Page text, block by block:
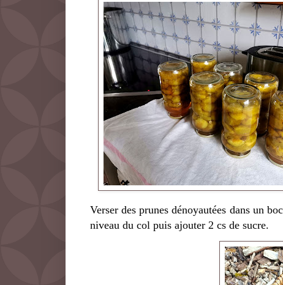
Verser des prunes dénoyautées dans un
niveau du col puis ajouter 2 cs de sucre.